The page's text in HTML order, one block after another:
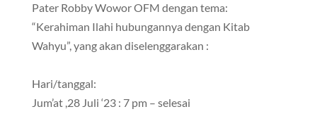
Pater Robby Wowor OFM dengan tema:
“Kerahiman Ilahi hubungannya dengan Kitab
Wahyu”, yang akan diselenggarakan :
Hari/tanggal:
Jum’at ,28 Juli ‘23 : 7 pm – selesai